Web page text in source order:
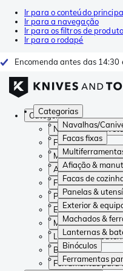
Ir para o conteúdo
Ir para a navegação
Ir para os filtros de
Ir para o rodapé
Encomenda antes das 14:30
Categorias
Navalhas/
Facas fixas
Afiação &
Facas de
Panelas &
Exterior &
Machados &
Lanternas &
Binóculos
Ferramentas
Categorias
Navalhas/
Facas fixas
Multiferramentas
Afiação &
Facas de cozinha
Panelas &
Exterior &
Machados &
Lanternas &
Binóculos
Ferramentas para